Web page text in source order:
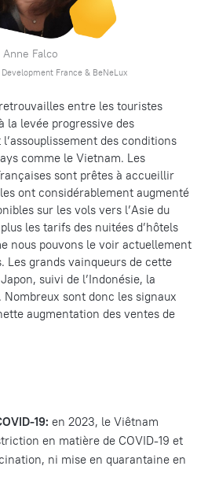
Anne Falco
France & BeNeLux
entre les touristes
la levée progressive des
des conditions
comme le Vietnam. Les
sont prêtes à accueillir
ont considérablement augmenté
sur les vols vers l’Asie du
les tarifs des nuitées d’hôtels
nous pouvons le voir actuellement
Les grands vainqueurs de cette
suivi de l’Indonésie, la
sont donc les signaux
augmentation des ventes de
19: en 2023, le Viêtnam
en matière de COVID-19 et
ni mise en quarantaine en